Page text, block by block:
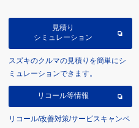
見積り
シミュレーション
スズキのクルマの見積りを簡単にシ
ミュレーションできます。
リコール等情報
リコール/改善対策/サービスキャンペ